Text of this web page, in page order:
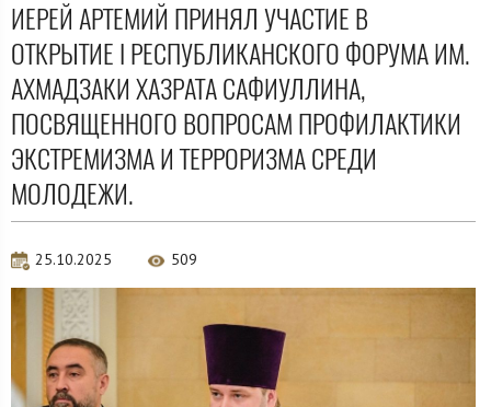
ИЕРЕЙ АРТЕМИЙ ПРИНЯЛ УЧАСТИЕ В
ОТКРЫТИЕ I РЕСПУБЛИКАНСКОГО ФОРУМА ИМ.
АХМАДЗАКИ ХАЗРАТА САФИУЛЛИНА,
ПОСВЯЩЕННОГО ВОПРОСАМ ПРОФИЛАКТИКИ
ЭКСТРЕМИЗМА И ТЕРРОРИЗМА СРЕДИ
МОЛОДЕЖИ.
25.10.2025 509